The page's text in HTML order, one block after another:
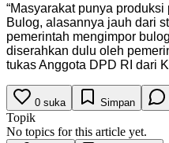
“Masyarakat punya
Bulog, alasannya jauh dari
pemerintah mengimpor
diserahkan dulu oleh
tukas Anggota DPD RI dari
0 suka Simpan
Topik
No topics for this article yet.